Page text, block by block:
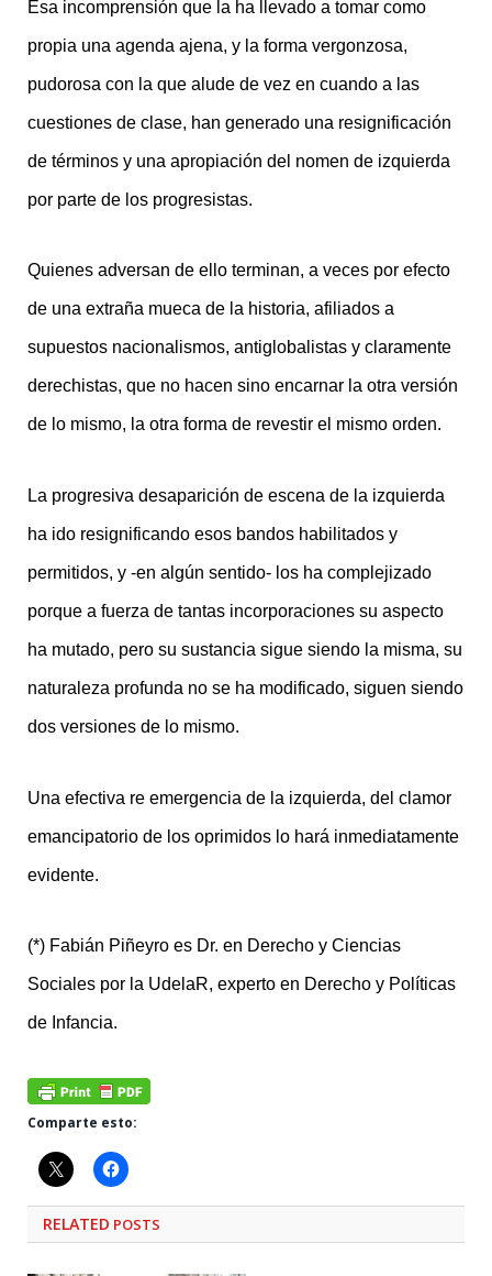
Esa incomprensión que la ha llevado a tomar como
propia una agenda ajena, y la forma vergonzosa,
pudorosa con la que alude de vez en cuando a las
cuestiones de clase, han generado una resignificación
de términos y una apropiación del nomen de izquierda
por parte de los progresistas.
Quienes adversan de ello terminan, a veces por efecto
de una extraña mueca de la historia, afiliados a
supuestos nacionalismos, antiglobalistas y claramente
derechistas, que no hacen sino encarnar la otra versión
de lo mismo, la otra forma de revestir el mismo orden.
La progresiva desaparición de escena de la izquierda
ha ido resignificando esos bandos habilitados y
permitidos, y -en algún sentido- los ha complejizado
porque a fuerza de tantas incorporaciones su aspecto
ha mutado, pero su sustancia sigue siendo la misma, su
naturaleza profunda no se ha modificado, siguen siendo
dos versiones de lo mismo.
Una efectiva re emergencia de la izquierda, del clamor
emancipatorio de los oprimidos lo hará inmediatamente
evidente.
(*) Fabián Piñeyro es Dr. en Derecho y Ciencias
Sociales por la UdelaR, experto en Derecho y Políticas
de Infancia.
Comparte esto:
RELATED POSTS